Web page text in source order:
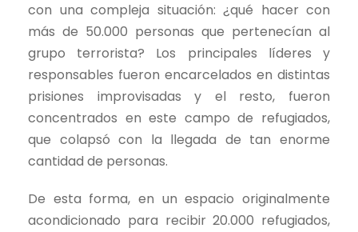
con una compleja situación: ¿qué hacer con
más de 50.000 personas que pertenecían al
grupo terrorista? Los principales líderes y
responsables fueron encarcelados en distintas
prisiones improvisadas y el resto, fueron
concentrados en este campo de refugiados,
que colapsó con la llegada de tan enorme
cantidad de personas.
De esta forma, en un espacio originalmente
acondicionado para recibir 20.000 refugiados,